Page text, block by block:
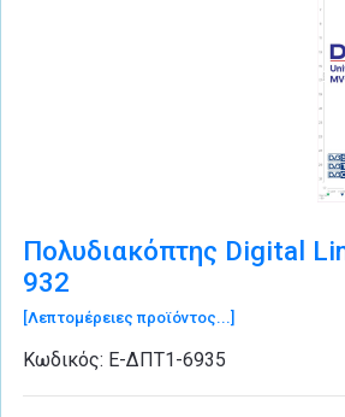
Πολυδιακόπτης Digital
932
[Λεπτομέρειες προϊόντος...]
Κωδικός: Ε-ΔΠΤ1-6935